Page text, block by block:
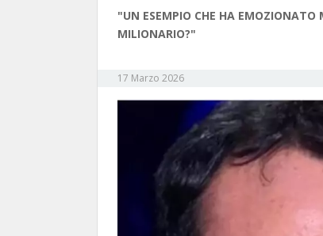
"UN ESEMPIO CHE HA EMOZIONATO
MILIONARIO?"
17 Marzo 2026